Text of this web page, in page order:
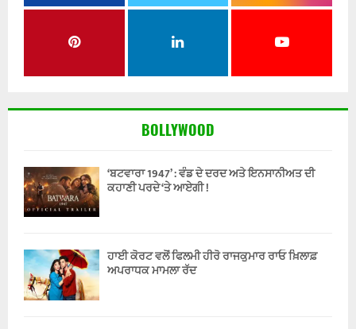
BOLLYWOOD
‘ਬਟਵਾਰਾ 1947’ : ਵੰਡ ਦੇ ਦਰਦ ਅਤੇ ਇਨਸਾਨੀਅਤ ਦੀ
ਕਹਾਣੀ ਪਰਦੇ ‘ਤੇ ਆਏਗੀ !
ਹਾਈ ਕੋਰਟ ਵਲੋਂ ਫਿਲਮੀ ਹੀਰੋ ਰਾਜਕੁਮਾਰ ਰਾਓ ਖ਼ਿਲਾਫ਼
ਅਪਰਾਧਕ ਮਾਮਲਾ ਰੱਦ